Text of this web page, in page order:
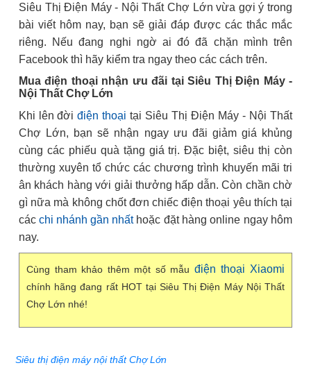
Siêu Thị Điện Máy - Nội Thất Chợ Lớn vừa gợi ý trong
bài viết hôm nay, bạn sẽ giải đáp được các thắc mắc
riêng. Nếu đang nghi ngờ ai đó đã chặn mình trên
Facebook thì hãy kiểm tra ngay theo các cách trên.
Mua điện thoại nhận ưu đãi tại Siêu Thị Điện Máy -
Nội Thất Chợ Lớn
Khi lên đời điện thoại tại Siêu Thị Điện Máy - Nội Thất
Chợ Lớn, bạn sẽ nhận ngay ưu đãi giảm giá khủng
cùng các phiếu quà tặng giá trị. Đặc biệt, siêu thị còn
thường xuyên tổ chức các chương trình khuyến mãi tri
ân khách hàng với giải thưởng hấp dẫn. Còn chần chờ
gì nữa mà không chốt đơn chiếc điện thoại yêu thích tại
các chi nhánh gần nhấthoặc đặt hàng online ngay hôm
nay.
Cùng tham khảo thêm một số mẫu điện thoại Xiaomi
chính hãng đang rất HOT tại Siêu Thị Điện Máy Nội Thất
Chợ Lớn nhé!
Siêu thị điện máy nội thất Chợ Lớn